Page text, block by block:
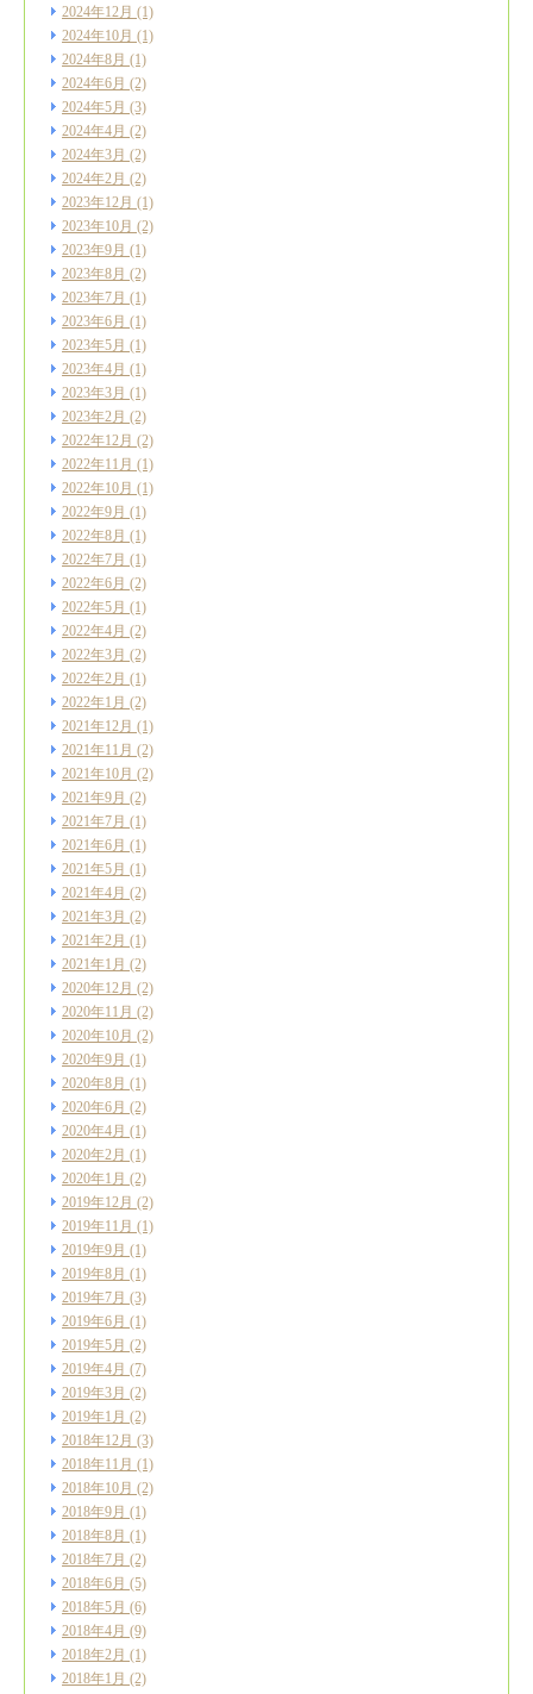
2024年12月 (1)
2024年10月 (1)
2024年8月 (1)
2024年6月 (2)
2024年5月 (3)
2024年4月 (2)
2024年3月 (2)
2024年2月 (2)
2023年12月 (1)
2023年10月 (2)
2023年9月 (1)
2023年8月 (2)
2023年7月 (1)
2023年6月 (1)
2023年5月 (1)
2023年4月 (1)
2023年3月 (1)
2023年2月 (2)
2022年12月 (2)
2022年11月 (1)
2022年10月 (1)
2022年9月 (1)
2022年8月 (1)
2022年7月 (1)
2022年6月 (2)
2022年5月 (1)
2022年4月 (2)
2022年3月 (2)
2022年2月 (1)
2022年1月 (2)
2021年12月 (1)
2021年11月 (2)
2021年10月 (2)
2021年9月 (2)
2021年7月 (1)
2021年6月 (1)
2021年5月 (1)
2021年4月 (2)
2021年3月 (2)
2021年2月 (1)
2021年1月 (2)
2020年12月 (2)
2020年11月 (2)
2020年10月 (2)
2020年9月 (1)
2020年8月 (1)
2020年6月 (2)
2020年4月 (1)
2020年2月 (1)
2020年1月 (2)
2019年12月 (2)
2019年11月 (1)
2019年9月 (1)
2019年8月 (1)
2019年7月 (3)
2019年6月 (1)
2019年5月 (2)
2019年4月 (7)
2019年3月 (2)
2019年1月 (2)
2018年12月 (3)
2018年11月 (1)
2018年10月 (2)
2018年9月 (1)
2018年8月 (1)
2018年7月 (2)
2018年6月 (5)
2018年5月 (6)
2018年4月 (9)
2018年2月 (1)
2018年1月 (2)